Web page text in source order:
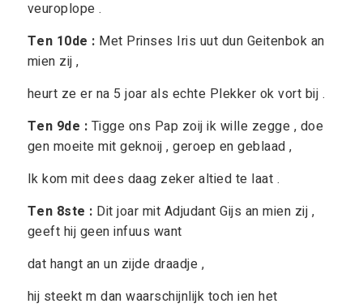
veuroplope .
Ten 10de : Met Prinses Iris uut dun Geitenbok an
mien zij ,
heurt ze er na 5 joar als echte Plekker ok vort bij .
Ten 9de : Tigge ons Pap zoij ik wille zegge , doe
gen moeite mit geknoij , geroep en geblaad ,
Ik kom mit dees daag zeker altied te laat .
Ten 8ste : Dit joar mit Adjudant Gijs an mien zij ,
geeft hij geen infuus want
dat hangt an un zijde draadje ,
hij steekt m dan waarschijnlijk toch ien het